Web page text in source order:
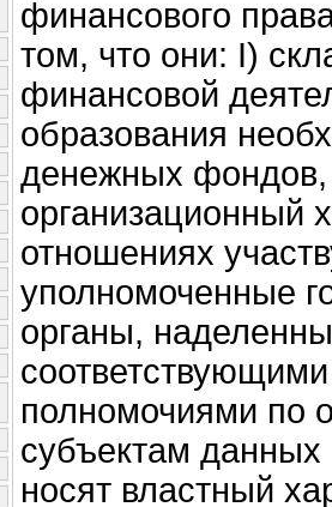
финансового
том, что они: I)
финансовой
образования
денежных фондов,
организационный
отношениях
уполномоченные
органы,
полномочиями по
субъектам
носят властный